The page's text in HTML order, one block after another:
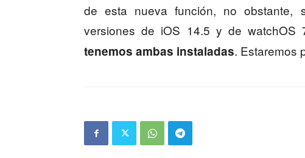
de esta nueva función, no
versiones de iOS 14.5 y de watchOS
tenemos ambas instaladas. Estaremos